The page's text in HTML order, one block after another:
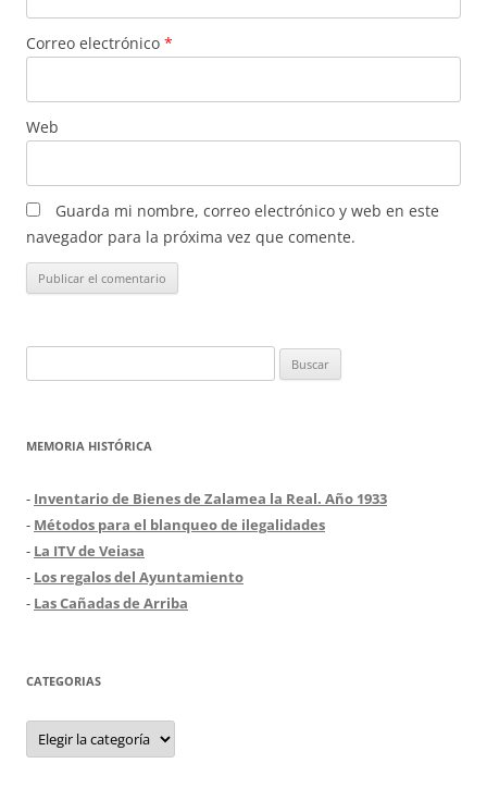
Correo electrónico *
Web
Guarda mi nombre, correo electrónico y web en este
navegador para la próxima vez que comente.
MEMORIA HISTÓRICA
- Inventario de Bienes de Zalamea la Real. Año 1933
- Métodos para el blanqueo de ilegalidades
- La ITV de Veiasa
- Los regalos del Ayuntamiento
- Las Cañadas de Arriba
CATEGORIAS
Categorias